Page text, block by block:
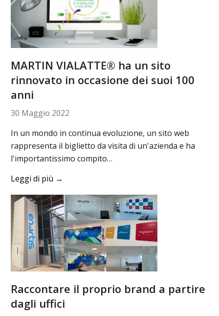
MARTIN VIALATTE® ha un sito
rinnovato in occasione dei suoi 100
anni
30 Maggio 2022
In un mondo in continua evoluzione, un sito web
rappresenta il biglietto da visita di un'azienda e ha
l'importantissimo compito…
Leggi di più →
Raccontare il proprio brand a partire
dagli uffici